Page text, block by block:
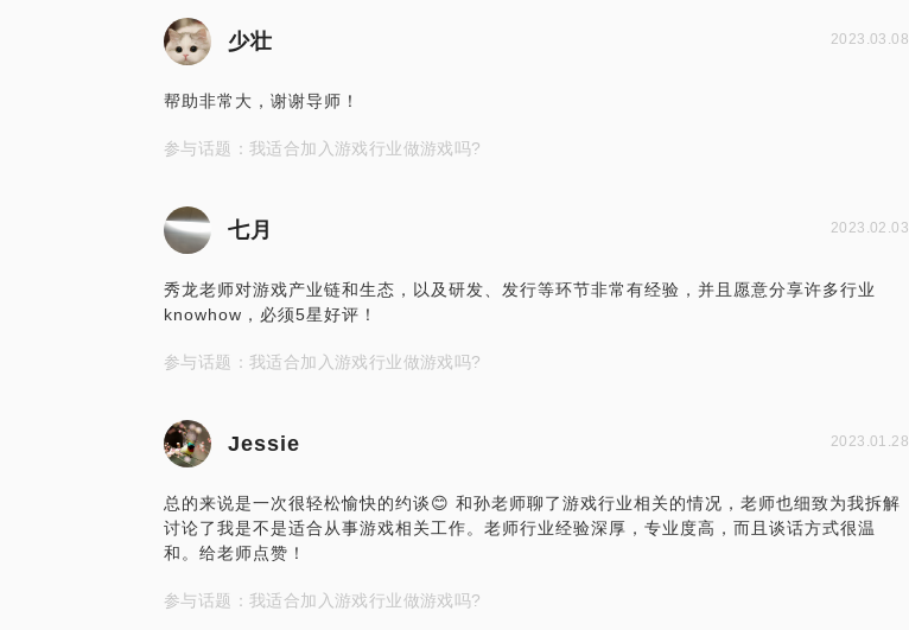
少壮 2023.03.08
帮助非常大，谢谢导师！
参与话题：我适合加入游戏行业做游戏吗?
七月 2023.02.03
秀龙老师对游戏产业链和生态，以及研发、发行等环节非常有经验，并且愿意分享许多行业
knowhow，必须5星好评！
参与话题：我适合加入游戏行业做游戏吗?
Jessie 2023.01.28
总的来说是一次很轻松愉快的约谈😊 和孙老师聊了游戏行业相关的情况，老师也细致为我拆解
讨论了我是不是适合从事游戏相关工作。老师行业经验深厚，专业度高，而且谈话方式很温
和。给老师点赞！
参与话题：我适合加入游戏行业做游戏吗?